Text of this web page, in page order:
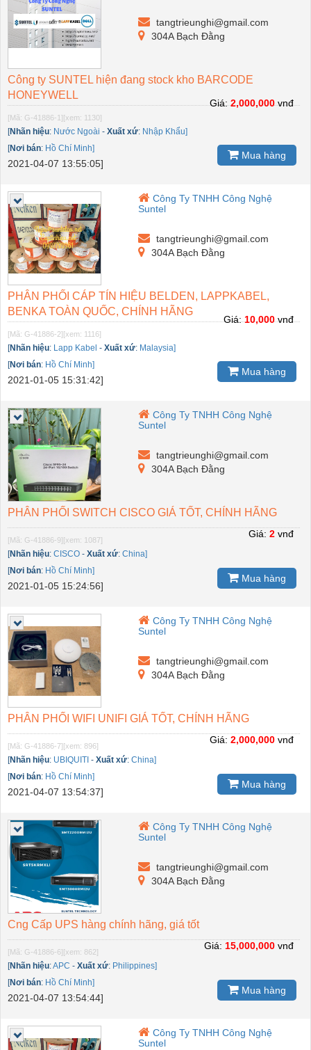
tangtrieunghi@gmail.com
304A Bạch Đằng
Công ty SUNTEL hiện đang stock kho BARCODE
HONEYWELL
[Mã: G-41886-1] [xem: 1130]
[Nhãn hiệu: Nước Ngoài - Xuất xứ: Nhập Khẩu]
[Nơi bán: Hồ Chí Minh]
2021-04-07 13:55:05]
Giá:2,000,000vnđ
Mua hàng
Công Ty TNHH Công Nghệ
Suntel
tangtrieunghi@gmail.com
304A Bạch Đằng
PHÂN PHỐI CÁP TÍN HIỆU BELDEN, LAPPKABEL,
BENKA TOÀN QUỐC, CHÍNH HÃNG
[Mã: G-41886-2] [xem: 1116]
[Nhãn hiệu: Lapp Kabel - Xuất xứ: Malaysia]
[Nơi bán: Hồ Chí Minh]
2021-01-05 15:31:42]
Giá:10,000vnđ
Mua hàng
Công Ty TNHH Công Nghệ
Suntel
tangtrieunghi@gmail.com
304A Bạch Đằng
PHÂN PHỐI SWITCH CISCO GIÁ TỐT, CHÍNH HÃNG
[Mã: G-41886-9] [xem: 1087]
[Nhãn hiệu: CISCO - Xuất xứ: China]
[Nơi bán: Hồ Chí Minh]
2021-01-05 15:24:56]
Giá: 2 vnđ
Mua hàng
Công Ty TNHH Công Nghệ
Suntel
tangtrieunghi@gmail.com
304A Bạch Đằng
PHÂN PHỐI WIFI UNIFI GIÁ TỐT, CHÍNH HÃNG
[Mã: G-41886-7] [xem: 896]
[Nhãn hiệu: UBIQUITI - Xuất xứ: China]
[Nơi bán: Hồ Chí Minh]
2021-04-07 13:54:37]
Giá: 2,000,000 vnđ
Mua hàng
Công Ty TNHH Công Nghệ
Suntel
tangtrieunghi@gmail.com
304A Bạch Đằng
Cng Cấp UPS hàng chính hãng, giá tốt
[Mã: G-41886-6] [xem: 862]
[Nhãn hiệu:APC - Xuất xứ: Philippines]
[Nơi bán: Hồ Chí Minh]
2021-04-07 13:54:44]
Giá: 15,000,000 vnđ
Mua hàng
Công Ty TNHH Công Nghệ
Suntel